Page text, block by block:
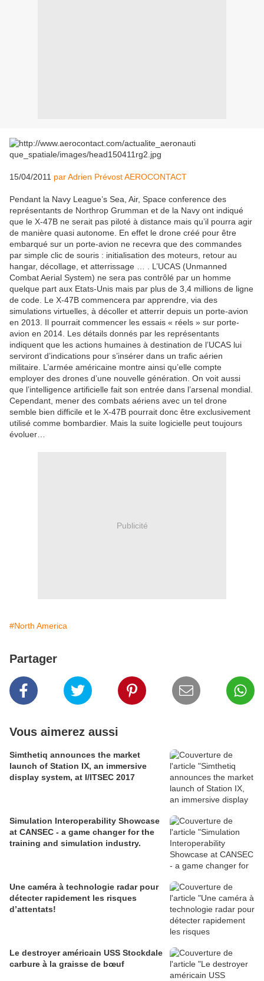
15/04/2011 par Adrien Prévost AEROCONTACT
Pendant la Navy League’s Sea, Air, Space conference des
représentants de Northrop Grumman et de la Navy ont indiqué
que le X-47B ne serait pas piloté à distance mais qu’il pourra agir
de manière quasi autonome. En effet le drone créé pour être
embarqué sur un porte-avion ne recevra que des commandes
par simple clic de souris : initialisation des moteurs, retour au
hangar, décollage, et atterrissage … . L’UCAS (Unmanned
Combat Aerial System) ne sera pas contrôlé par un homme
quelque part aux Etats-Unis mais par plus de 3,4 millions de ligne
de code. Le X-47B commencera par apprendre, via des
simulations virtuelles, à décoller et atterrir depuis un porte-avion
en 2013. Il pourrait commencer les essais « réels » sur porte-
avion en 2014. Les détails donnés par les représentants
indiquent que les actions humaines à destination de l’UCAS lui
serviront d’indications pour s’insérer dans un trafic aérien
militaire. L’armée américaine montre ainsi qu’elle compte
employer des drones d’une nouvelle génération. On voit aussi
que l’intelligence artificielle fait son entrée dans l’arsenal mondial.
Cependant, mener des combats aériens avec un tel drone
semble bien difficile et le X-47B pourrait donc être exclusivement
utilisé comme bombardier. Mais la suite logicielle peut toujours
évoluer…
Publicité
#North America
Partager
Vous aimerez aussi
Simthetiq announces the market
launch of Station IX, an immersive
display system, at I/ITSEC 2017
Simulation Interoperability Showcase
at CANSEC - a game changer for the
training and simulation industry.
Une caméra à technologie radar pour
détecter rapidement les risques
d’attentats!
Le destroyer américain USS Stockdale
carbure à la graisse de bœuf